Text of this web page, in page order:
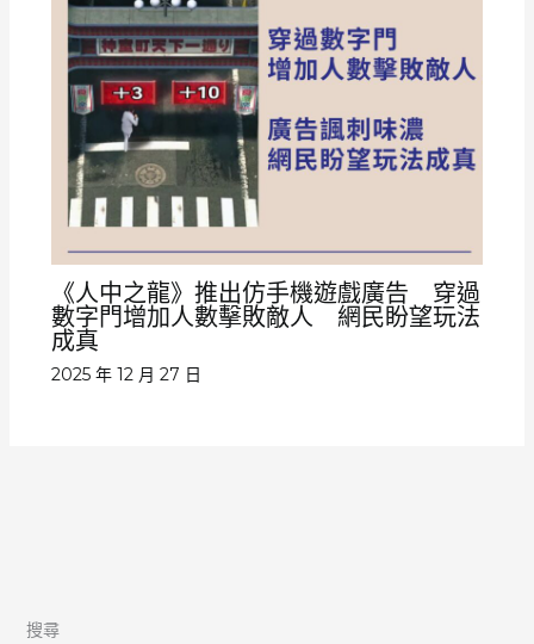
《人中之龍》推出仿手機遊戲廣告 穿過
數字門增加人數擊敗敵人 網民盼望玩法
成真
2025 年 12 月 27 日
搜尋